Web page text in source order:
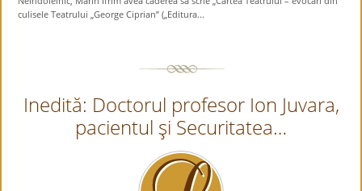
culisele Teatrului „George Ciprian” („Editura...
Inedită: Doctorul profesor Ion Juvara,
pacientul şi Securitatea…